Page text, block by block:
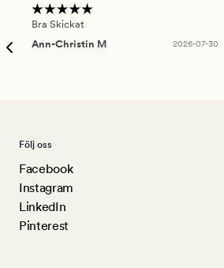
Bra Skickat
Ann-Christin M
2026-07-30
Följ oss
Facebook
Instagram
LinkedIn
Pinterest